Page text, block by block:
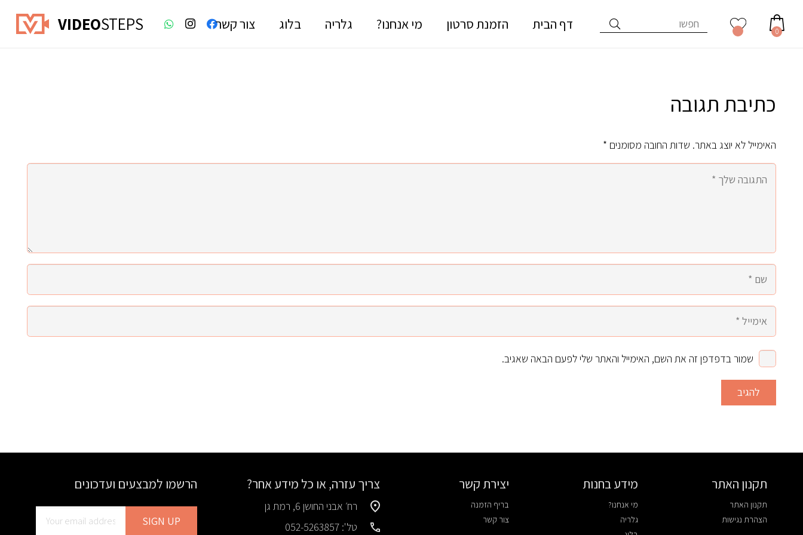
0 דף הבית הזמנת סרטון מי אנחנו? גלריה בלוג צור קשר VIDEOSTEPS
כתיבת תגובה
האימייל לא יוצג באתר. שדות החובה מסומנים *
שמור בדפדפן זה את השם, האימייל והאתר שלי לפעם הבאה שאגיב.
להגיב
תקנון האתר
תקנון האתר
הצהרת נגישות
מידע בחנות
מי אנחנו?
גלריה
יצירת קשר
בריף הזמנה
צור קשר
צריך עזרה, או כל מידע אחר?
רח׳ אבני החושן 6, רמת גן
טל': 052-5263857
הרשמו למבצעים ועדכונים